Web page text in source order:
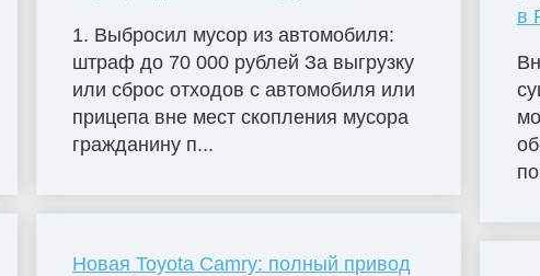
1. Выбросил мусор из автомобиля:
штраф до 70 000 рублей За выгрузку
или сброс отходов с автомобиля или
прицепа вне мест скопления мусора
гражданину п...
Новая Toyota Camry: полный привод
в